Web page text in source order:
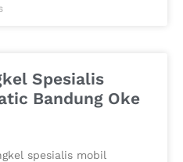
Spesialis
Bandung Oke
spesialis mobil